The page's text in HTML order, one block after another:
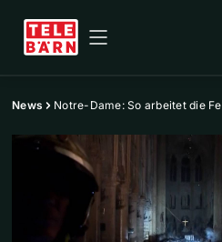
News Notre-Dame: So arbeitet die